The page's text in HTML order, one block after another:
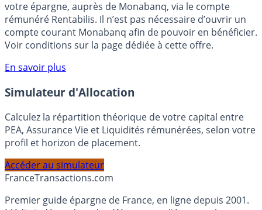
Bénéficiez de cette offre de placement sans risque pour
votre épargne, auprès de Monabanq, via le compte
rémunéré Rentabilis. Il n’est pas nécessaire d’ouvrir un
compte courant Monabanq afin de pouvoir en bénéficier.
Voir conditions sur la page dédiée à cette offre.
En savoir plus
Simulateur d'Allocation
Calculez la répartition théorique de votre capital entre
PEA, Assurance Vie et Liquidités rémunérées, selon votre
profil et horizon de placement.
Accéder au simulateur
FranceTransactions.com